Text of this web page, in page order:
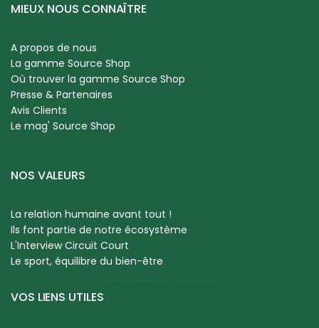
MIEUX NOUS CONNAÎTRE
A propos de nous
La gamme Source Shop
Où trouver la gamme Source Shop
Presse & Partenaires
Avis Clients
Le mag' Source Shop
NOS VALEURS
La relation humaine avant tout !
Ils font partie de notre écosystème
L'Interview Circuit Court
Le sport, équilibre du bien-être
VOS LIENS UTILES